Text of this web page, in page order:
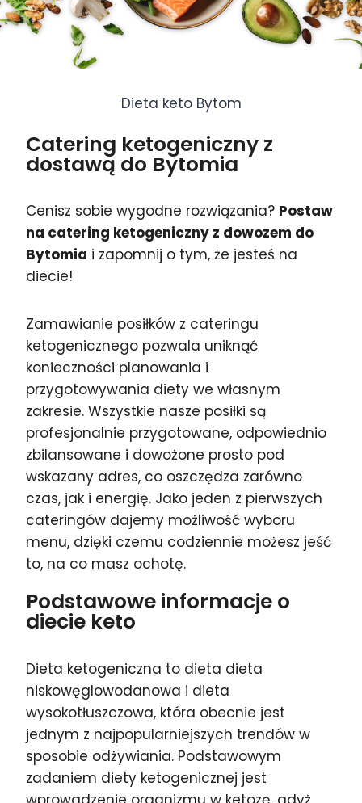
Dieta keto Bytom
Catering ketogeniczny z
dostawą do Bytomia
Cenisz sobie wygodne rozwiązania? Postaw
na catering ketogeniczny z dowozem do
Bytomia i zapomnij o tym, że jesteś na
diecie!
Zamawianie posiłków z cateringu
ketogenicznego pozwala uniknąć
konieczności planowania i
przygotowywania diety we własnym
zakresie. Wszystkie nasze posiłki są
profesjonalnie przygotowane, odpowiednio
zbilansowane i dowożone prosto pod
wskazany adres, co oszczędza zarówno
czas, jak i energię. Jako jeden z pierwszych
cateringów dajemy możliwość wyboru
menu, dzięki czemu codziennie możesz jeść
to, na co masz ochotę.
Podstawowe informacje o
diecie keto
Dieta ketogeniczna to dieta dieta
niskowęglowodanowa i dieta
wysokotłuszczowa, która obecnie jest
jednym z najpopularniejszych trendów w
sposobie odżywiania. Podstawowym
zadaniem diety ketogenicznej jest